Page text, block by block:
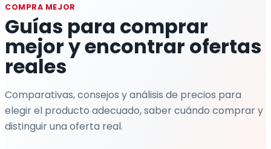
COMPRA MEJOR
Guías para comprar
mejor y encontrar ofertas
reales
Comparativas, consejos y análisis de precios para
elegir el producto adecuado, saber cuándo comprar y
distinguir una oferta real.